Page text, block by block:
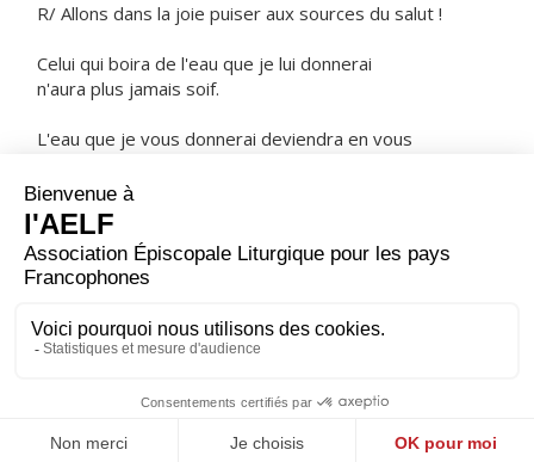
R/ Allons dans la joie puiser aux sources du salut !
Celui qui boira de l'eau que je lui donnerai
n'aura plus jamais soif.
L'eau que je vous donnerai deviendra en vous
ORAISON
Chaque année, Seigneur, tu nous fais revivre le mystère
l'espérance de la résurrection ; donne-nous de toujours
accueillir avec amour ce que nous célébrons dans la foi.